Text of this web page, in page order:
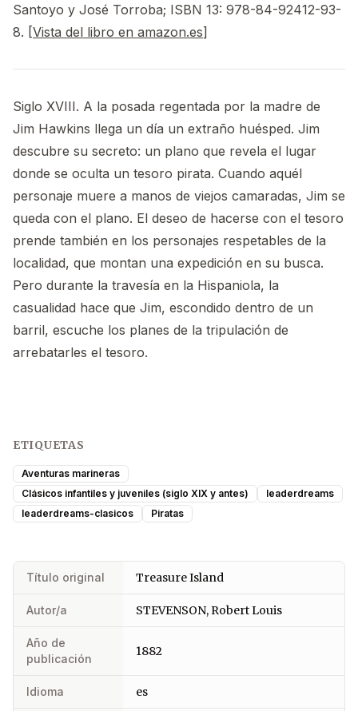
Santoyo y José Torroba; ISBN 13: 978-84-92412-93-
8. [Vista del libro en amazon.es]
Siglo XVIII. A la posada regentada por la madre de
Jim Hawkins llega un día un extraño huésped. Jim
descubre su secreto: un plano que revela el lugar
donde se oculta un tesoro pirata. Cuando aquél
personaje muere a manos de viejos camaradas, Jim se
queda con el plano. El deseo de hacerse con el tesoro
prende también en los personajes respetables de la
localidad, que montan una expedición en su busca.
Pero durante la travesía en la Hispaniola, la
casualidad hace que Jim, escondido dentro de un
barril, escuche los planes de la tripulación de
arrebatarles el tesoro.
ETIQUETAS
Aventuras marineras
Clásicos infantiles y juveniles (siglo XIX y antes)
leaderdreams
leaderdreams-clasicos
Piratas
Título original Treasure Island
Autor/a STEVENSON, Robert Louis
Año de
publicación
1882
Idioma es